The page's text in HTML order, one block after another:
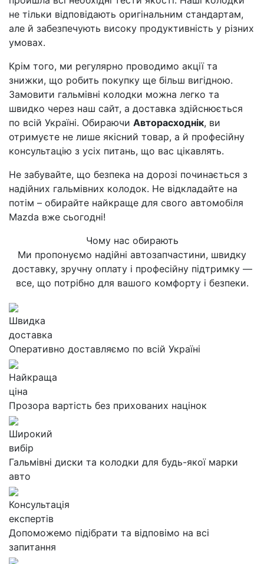
не тільки відповідають оригінальним стандартам,
але й забезпечують високу продуктивність у різних
умовах.
Крім того, ми регулярно проводимо акції та
знижки, що робить покупку ще більш вигідною.
Замовити гальмівні колодки можна легко та
швидко через наш сайт, а доставка здійснюється
по всій Україні. Обираючи Авторасходнік, ви
отримуєте не лише якісний товар, а й професійну
консультацію з усіх питань, що вас цікавлять.
Не забувайте, що безпека на дорозі починається з
надійних гальмівних колодок. Не відкладайте на
потім – обирайте найкраще для свого автомобіля
Mazda вже сьогодні!
Чому нас обирають
Ми пропонуємо надійні автозапчастини, швидку
доставку, зручну оплату і професійну підтримку —
все, що потрібно для вашого комфорту і безпеки.
Швидка
доставка
Оперативно доставляємо по всій Україні
Найкраща
ціна
Прозора вартість без прихованих націнок
Широкий
вибір
Гальмівні диски та колодки для будь-якої марки
авто
Консультація
експертів
Допоможемо підібрати та відповімо на всі
запитання